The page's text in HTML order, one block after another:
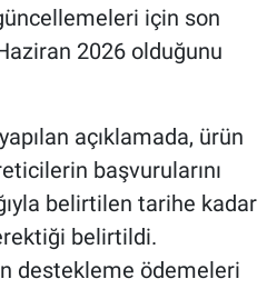
için son
2026 olduğunu
açıklamada, ürün
başvurularını
belirtilen tarihe kadar
belirtildi.
destekleme ödemeleri